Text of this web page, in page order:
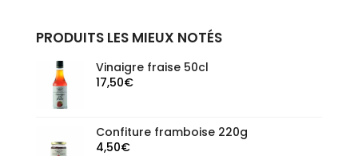
PRODUITS LES MIEUX NOTÉS
Vinaigre fraise 50cl
17,50€
Confiture framboise 220g
4,50€